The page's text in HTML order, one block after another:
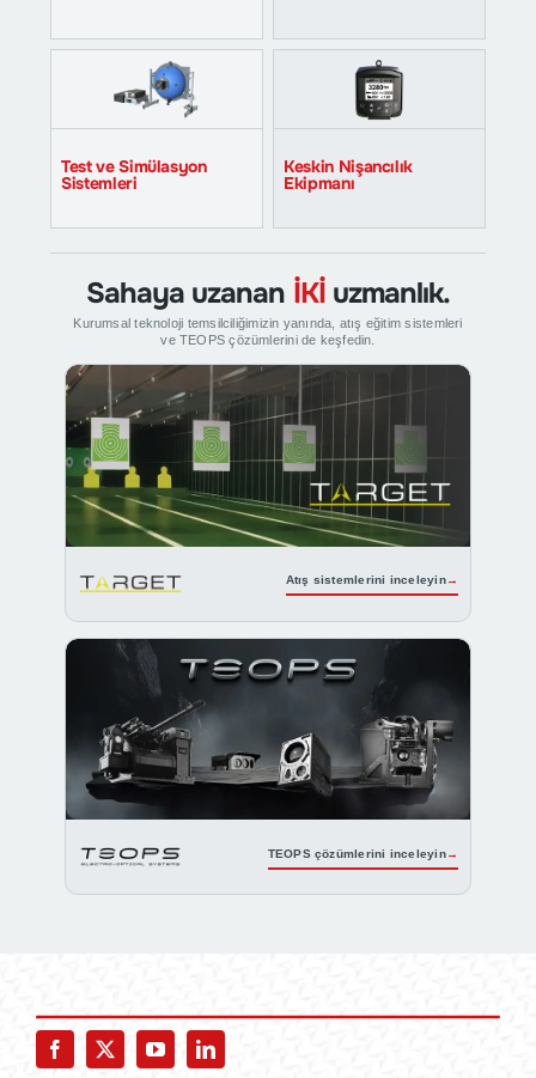
İletişim
Test ve Simülasyon
Sistemleri
Keskin Nişancılık
Ekipmanı
Sahaya uzanan İKİuzmanlık.
Kurumsal teknoloji temsilciliğimizin yanında, atış eğitim sistemleri
ve TEOPS çözümlerini de keşfedin.
Atış sistemlerini inceleyin
TEOPS çözümlerini inceleyin